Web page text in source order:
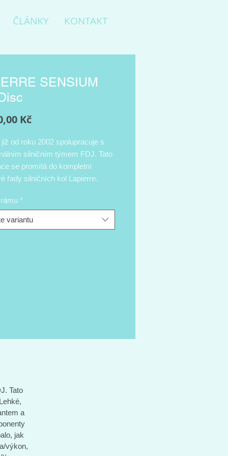
ČLÁNKY KONTAKT
SENSIUM
KčCena
již od roku 2002 spolupracuje s
silničním týmem FDJ. Tato
se promítá do kompletní
řady silničních kol Lapierre.
Sensium je skvělým
a ideálním společníkem na
Kvalitní karbonový rám i
*
variantu
Tato
a
jak
výkon,